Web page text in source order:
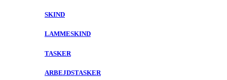
SKIND
LAMMESKIND
TASKER
ARBEJDSTASKER